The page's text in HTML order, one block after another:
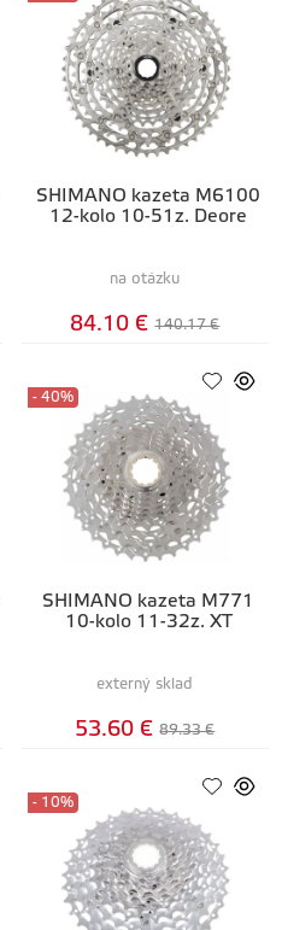
SHIMANO kazeta M6100
12-kolo 10-51z. Deore
na otázku
84.10 € 140.17 €
SHIMANO kazeta M771
10-kolo 11-32z. XT
- 40%
externý sklad
53.60 € 89.33 €
- 10%